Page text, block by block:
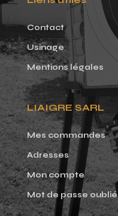
Contact
Usinage
Mentions légales
LIAIGRE SARL
Mes commandes
Adresses
Mon compte
Mot de passe oublié